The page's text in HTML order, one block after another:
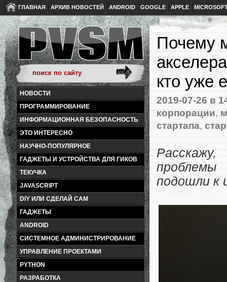
ГЛАВНАЯ АРХИВ НОВОСТЕЙ ANDROID GOOGLE APPLE
НОВОСТИ
ПРОГРАММИРОВАНИЕ
ИНФОРМАЦИОННАЯ БЕЗОПАСНОСТЬ
ЭТО ИНТЕРЕСНО
НАУЧНО-ПОПУЛЯРНОЕ
ГАДЖЕТЫ И УСТРОЙСТВА ДЛЯ ГИКОВ
ТЕКУЧКА
JAVASCRIPT
DIY ИЛИ СДЕЛАЙ САМ
ГАДЖЕТЫ
ANDROID
СИСТЕМНОЕ АДМИНИСТРИРОВАНИЕ
УПРАВЛЕНИЕ ПРОЕКТАМИ
PYTHON
РАЗРАБОТКА
Почему
кто уже
2019-07-26 в
корпорации,
стартапа,
подошли к